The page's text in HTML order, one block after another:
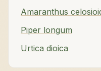
Amaranthus
Piper longum
Urtica dioica